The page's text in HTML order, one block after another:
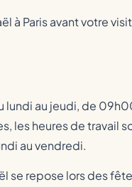
à Paris avant votre
au jeudi, de
les heures de travail
au vendredi.
se repose lors des